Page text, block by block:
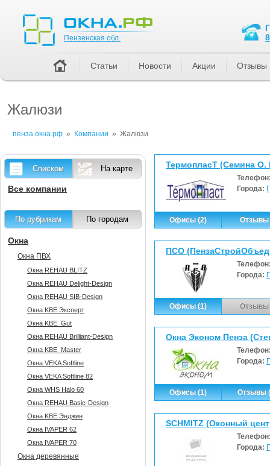
Жалюзи
пенза.окна.рф » Компании » Жалюзи
ТермопласТ (Семина
Города:
Офисы (2) Отзывы
ПСО
Города:
Офисы (1) Отзывы
Окна Эконом Пенза
Города:
Офисы (1) Отзывы
SCHMITZ (Оконный
Города:
Списком На карте
Все компании
По рубрикам По городам
Окна
Окна ПВХ
Окна REHAU BLITZ
Окна REHAU Delight-Design
Окна REHAU SIB-Design
Окна KBE Эксперт
Окна KBE_Gut
Окна REHAU Brilliant-Design
Окна KBE_Master
Окна VEKA Softline
Окна VEKA Softline 82
Окна WHS Halo 60
Окна REHAU Basic-Design
Окна KBE Энджин
Окна IVAPER 62
Окна IVAPER 70
Окна деревянные
Пензенская обл.
Статьи Новости Акции Отзывы